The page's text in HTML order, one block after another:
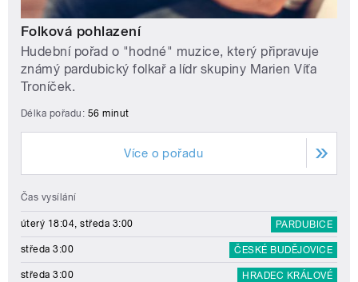
Folková pohlazení
Hudební pořad o "hodné" muzice, který připravuje
známý pardubický folkař a lídr skupiny Marien Víťa
Troníček.
Délka pořadu: 56 minut
Více o pořadu
Čas vysílání
úterý 18:04, středa 3:00 PARDUBICE
středa 3:00 ČESKÉ BUDĚJOVICE
středa 3:00 HRADEC KRÁLOVÉ